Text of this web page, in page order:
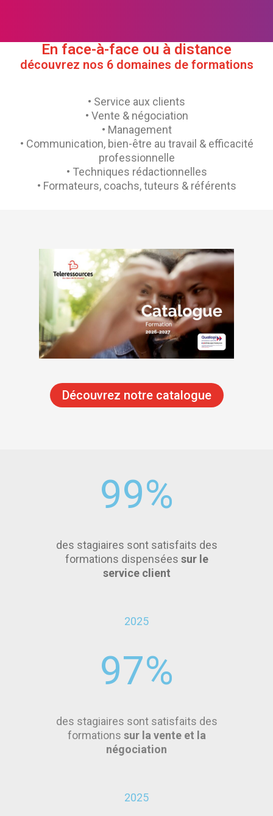
En face-à-face ou à distance
découvrez nos 6 domaines de formations​
• Service aux clients
• Vente & négociation
• Management
• Communication, bien-être au travail & efficacité
professionnelle
• Techniques rédactionnelles
• Formateurs, coachs, tuteurs & référents
Découvrez notre catalogue
99%
des stagiaires sont satisfaits des
formations dispensées sur le
service client
2025
97%
des stagiaires sont satisfaits des
formations sur la vente et la
négociation
2025